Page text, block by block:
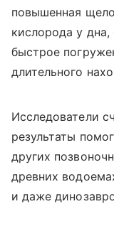
повышенная
кислорода у дна,
быстрое
длительного
Исследователи
результаты
других
древних
и даже